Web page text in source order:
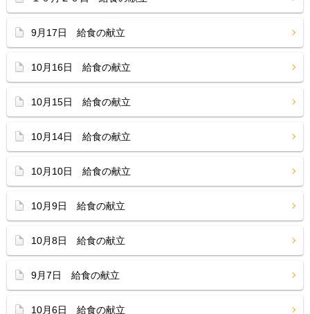
9月17日 給食の献立
10月16日 給食の献立
10月15日 給食の献立
10月14日 給食の献立
10月10日 給食の献立
10月9日 給食の献立
10月8日 給食の献立
9月7日 給食の献立
10月6日 給食の献立